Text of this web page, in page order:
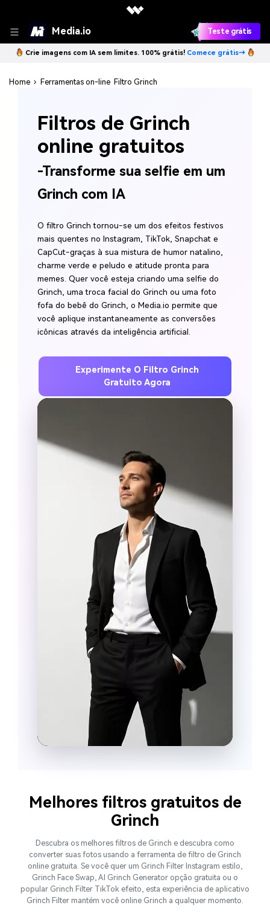
Media.io Teste grátis
Crie imagens com IA sem limites. 100% grátis! Comece grátis→
Home › Ferramentas on-line Filtro Grinch
Filtros de Grinch
online gratuitos
-Transforme sua selfie em um
Grinch com IA
O filtro Grinch tornou-se um dos efeitos festivos
mais quentes no Instagram, TikTok, Snapchat e
CapCut-graças à sua mistura de humor natalino,
charme verde e peludo e atitude pronta para
memes. Quer você esteja criando uma selfie do
Grinch, uma troca facial do Grinch ou uma foto
fofa do bebê do Grinch, o Media.io permite que
você aplique instantaneamente as conversões
icônicas através da inteligência artificial.
Experimente O Filtro Grinch
Gratuito Agora
Melhores filtros gratuitos de
Grinch
Descubra os melhores filtros de Grinch e descubra como
converter suas fotos usando a ferramenta de filtro de Grinch
online gratuita. Se você quer um Grinch Filter Instagram estilo,
Grinch Face Swap, AI Grinch Generator opção gratuita ou o
popular Grinch Filter TikTok efeito, esta experiência de aplicativo
Grinch Filter mantém você online Grinch a qualquer momento.